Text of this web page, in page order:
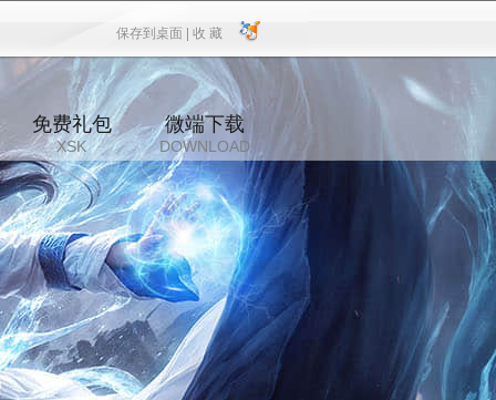
保存到桌面 |
保存到桌面 收 藏
收 藏
免费礼包
XSK
微端下载
DOWNLOAD